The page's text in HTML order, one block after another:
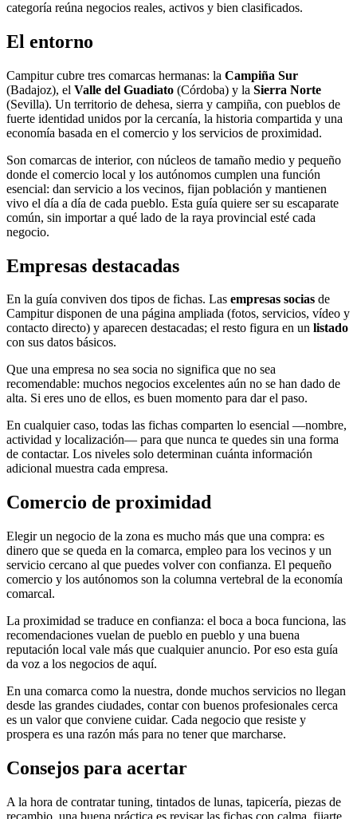
categoría reúna negocios reales, activos y bien clasificados.
El entorno
Campitur cubre tres comarcas hermanas: la Campiña Sur
(Badajoz), el Valle del Guadiato (Córdoba) y la Sierra Norte
(Sevilla). Un territorio de dehesa, sierra y campiña, con pueblos de
fuerte identidad unidos por la cercanía, la historia compartida y una
economía basada en el comercio y los servicios de proximidad.
Son comarcas de interior, con núcleos de tamaño medio y pequeño
donde el comercio local y los autónomos cumplen una función
esencial: dan servicio a los vecinos, fijan población y mantienen
vivo el día a día de cada pueblo. Esta guía quiere ser su escaparate
común, sin importar a qué lado de la raya provincial esté cada
negocio.
Empresas destacadas
En la guía conviven dos tipos de fichas. Las empresas socias de
Campitur disponen de una página ampliada (fotos, servicios, vídeo y
contacto directo) y aparecen destacadas; el resto figura en un listado
con sus datos básicos.
Que una empresa no sea socia no significa que no sea
recomendable: muchos negocios excelentes aún no se han dado de
alta. Si eres uno de ellos, es buen momento para dar el paso.
En cualquier caso, todas las fichas comparten lo esencial —nombre,
actividad y localización— para que nunca te quedes sin una forma
de contactar. Los niveles solo determinan cuánta información
adicional muestra cada empresa.
Comercio de proximidad
Elegir un negocio de la zona es mucho más que una compra: es
dinero que se queda en la comarca, empleo para los vecinos y un
servicio cercano al que puedes volver con confianza. El pequeño
comercio y los autónomos son la columna vertebral de la economía
comarcal.
La proximidad se traduce en confianza: el boca a boca funciona, las
recomendaciones vuelan de pueblo en pueblo y una buena
reputación local vale más que cualquier anuncio. Por eso esta guía
da voz a los negocios de aquí.
En una comarca como la nuestra, donde muchos servicios no llegan
desde las grandes ciudades, contar con buenos profesionales cerca
es un valor que conviene cuidar. Cada negocio que resiste y
prospera es una razón más para no tener que marcharse.
Consejos para acertar
A la hora de contratar tuning, tintados de lunas, tapicería, piezas de
recambio, una buena práctica es revisar las fichas con calma, fijarte